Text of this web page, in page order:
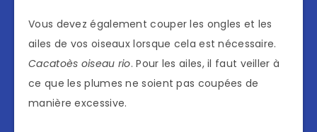
Vous devez également couper les ongles et les
ailes de vos oiseaux lorsque cela est nécessaire.
Cacatoès oiseau rio. Pour les ailes, il faut veiller à
ce que les plumes ne soient pas coupées de
manière excessive.